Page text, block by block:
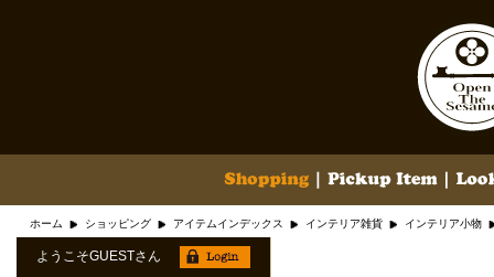
ホーム ショッピング アイテムインデックス インテリア雑貨 インテリア小物
ようこそGUESTさん